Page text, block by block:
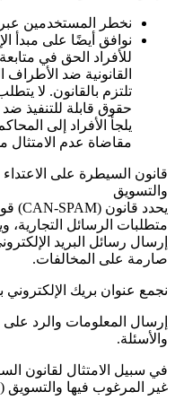
نخطر المستخدمين عبر
نوافق أيضًا على مبدأ
للأفراد الحق في
القانونية ضد الأطراف
تلتزم بالقانون. لا
حقوق قابلة للتنفيذ
يلجأ الأفراد إلى
مقاضاة عدم الامتثال
قانون السيطرة على الاعتداء
والتسويق
يحدد قانون (CAN-SPAM)
متطلبات الرسائل
إرسال رسائل البريد
صارمة على المخالفات.
نجمع عنوان بريك
إرسال المعلومات والرد
والأسئلة.
في سبيل الامتثال لقانون
غير المرغوب فيها والتسويق